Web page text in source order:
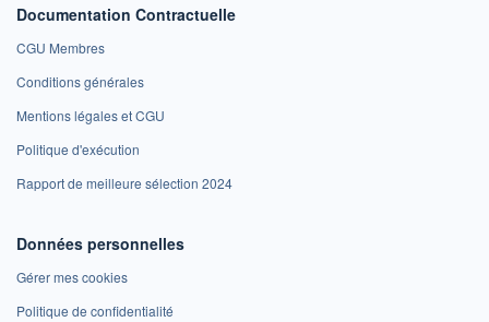
Documentation Contractuelle
CGU Membres
Conditions générales
Mentions légales et CGU
Politique d'exécution
Rapport de meilleure sélection 2024
Données personnelles
Gérer mes cookies
Politique de confidentialité